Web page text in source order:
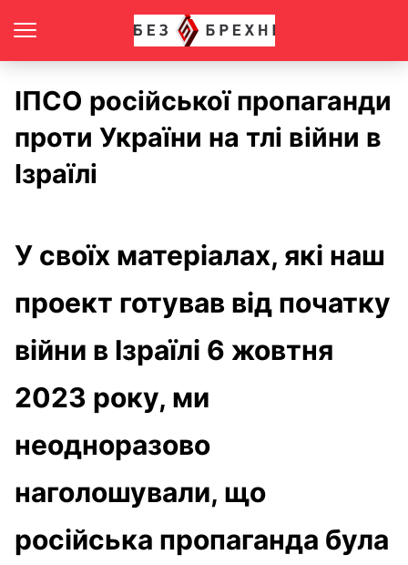
ІПСО російської пропаганди
проти України на тлі війни в
Ізраїлі
У своїх матеріалах, які наш
проект готував від початку
війни в Ізраїлі 6 жовтня
2023 року, ми
неодноразово
наголошували, що
російська пропаганда була